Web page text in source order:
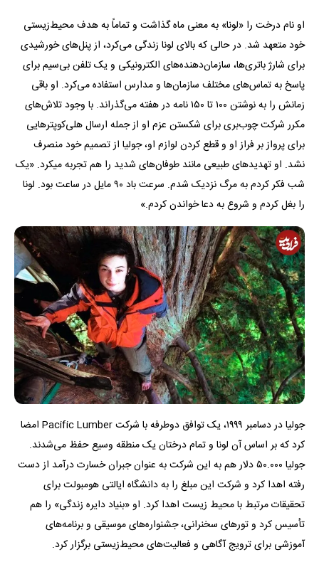
او نام درخت را «لونا» به معنی ماه گذاشت و تماماً به هدف محیط‌زیستی
خود متعهد شد. در حالی که بالای لونا زندگی می‌کرد، از پنل‌های خورشیدی
برای شارژ باتری‌ها، سازمان‌دهنده‌های الکترونیکی و یک تلفن بی‌سیم برای
پاسخ به تماس‌های مختلف سازمان‌ها و مدارس استفاده می‌کرد. او باقی
زمانش را به نوشتن ۱۰۰ تا ۱۵۰ نامه در هفته می‌گذراند. با وجود تلاش‌های
مکرر شرکت چوب‌بری برای شکستن عزم او از جمله ارسال هلی‌کوپترهایی
برای پرواز بر فراز او و قطع کردن لوازم او، جولیا از تصمیم خود منصرف
نشد. او تهدیدهای طبیعی مانند طوفان‌های شدید را هم تجربه میکرد. «یک
شب فکر کردم به مرگ نزدیک شدم. سرعت باد ۹۰ مایل در ساعت بود. لونا
را بغل کردم و شروع به دعا خواندن کردم.»
جولیا در دسامبر ۱۹۹۹، یک توافق دوطرفه با شرکت Pacific Lumber امضا
کرد که بر اساس آن لونا و تمام درختان یک منطقه وسیع حفظ می‌شدند.
جولیا ۵۰.۰۰۰ دلار هم به این شرکت به عنوان جبران خسارت درآمد از دست
رفته اهدا کرد و شرکت این مبلغ را به دانشگاه ایالتی هومبولت برای
تحقیقات مرتبط با محیط زیست اهدا کرد. او «بنیاد دایره زندگی» را هم
تأسیس کرد و تورهای سخنرانی، جشنواره‌های موسیقی و برنامه‌های
آموزشی برای ترویج آگاهی و فعالیت‌های محیط‌زیستی برگزار کرد.